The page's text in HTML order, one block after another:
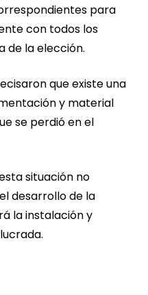
para
con todos los
de la elección.
que existe una
y material
se perdió en el
situación no
desarrollo de la
la instalación y